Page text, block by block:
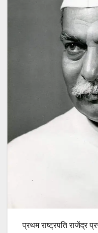
प्रथम राष्ट्रपति राजेंद्र